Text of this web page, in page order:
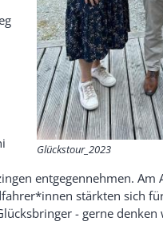
Glückstour_2023
entgegennehmen. Am
stärkten sich
- gerne